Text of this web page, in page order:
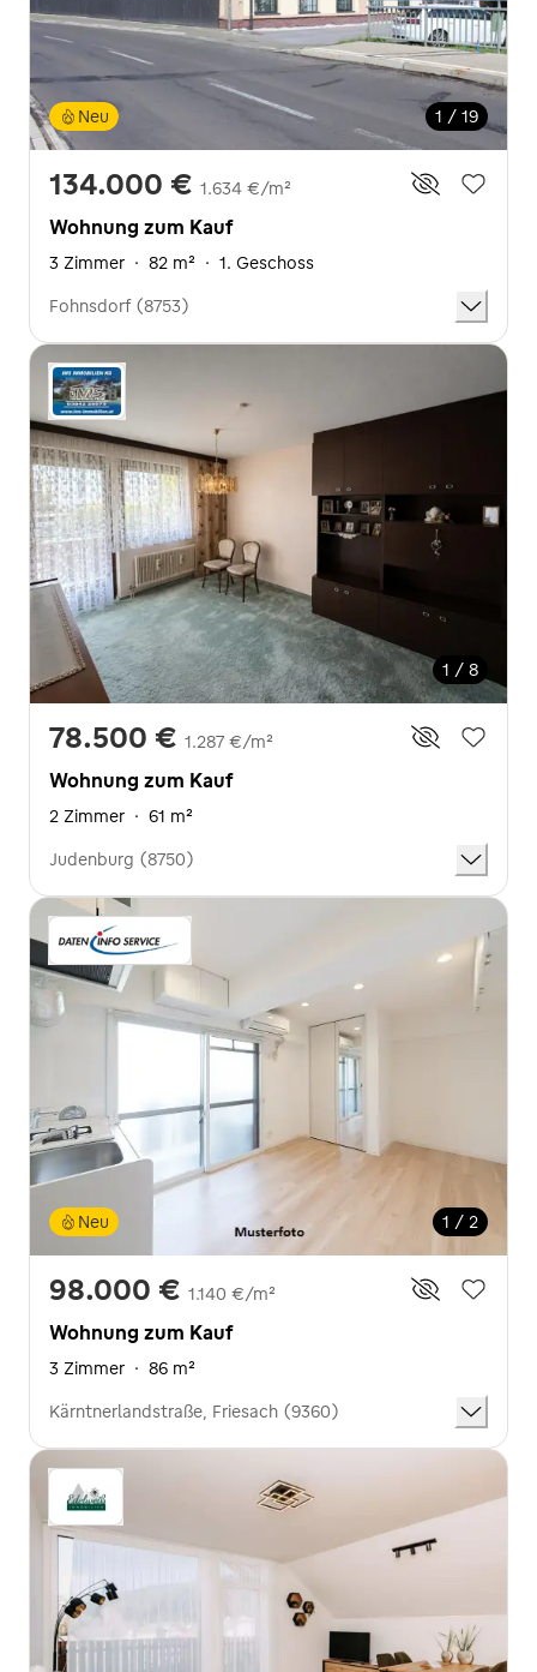
1 / 19
Neu
134.000 € 1.634 €/m²
Wohnung zum Kauf
3 Zimmer · 82 m² · 1. Geschoss
Fohnsdorf (8753)
1 / 8
78.500 € 1.287 €/m²
Wohnung zum Kauf
2 Zimmer · 61 m²
Judenburg (8750)
1 / 2
Neu
98.000 € 1.140 €/m²
Wohnung zum Kauf
3 Zimmer · 86 m²
Kärntnerlandstraße, Friesach (9360)